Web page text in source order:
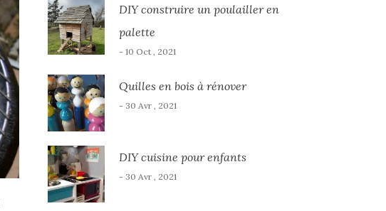
DIY construire un poulailler en
palette
- 10 Oct , 2021
Quilles en bois à rénover
- 30 Avr , 2021
DIY cuisine pour enfants
- 30 Avr , 2021